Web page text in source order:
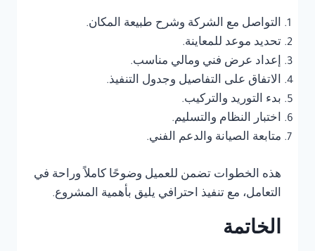
التواصل مع الشركة وشرح طبيعة المكان.
تحديد موعد للمعاينة.
إعداد عرض فني ومالي مناسب.
الاتفاق على التفاصيل وجدول التنفيذ.
بدء التوريد والتركيب.
اختبار النظام والتسليم.
متابعة الصيانة والدعم الفني.
هذه الخطوات تضمن للعميل وضوحًا كاملاً وراحة في
التعامل، مع تنفيذ احترافي يليق بأهمية المشروع.
الخاتمة